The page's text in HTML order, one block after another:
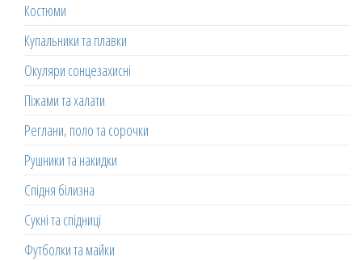
Костюми
Купальники та плавки
Окуляри сонцезахисні
Піжами та халати
Реглани, поло та сорочки
Рушники та накидки
Спідня білизна
Сукні та спідниці
Футболки та майки